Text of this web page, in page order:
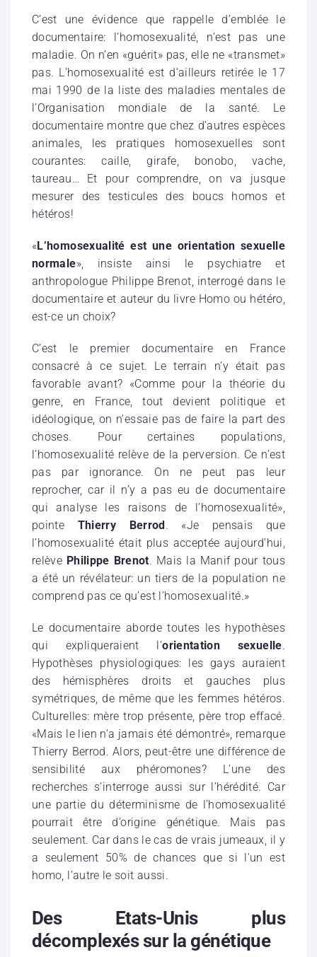
C’est une évidence que rappelle d’emblée le
documentaire: l’homosexualité, n’est pas une
maladie. On n’en «guérit» pas, elle ne «transmet»
pas. L’homosexualité est d’ailleurs retirée le 17
mai 1990 de la liste des maladies mentales de
l’Organisation mondiale de la santé. Le
documentaire montre que chez d’autres espèces
animales, les pratiques homosexuelles sont
courantes: caille, girafe, bonobo, vache,
taureau… Et pour comprendre, on va jusque
mesurer des testicules des boucs homos et
hétéros!
«L’homosexualité est une orientation sexuelle
normale», insiste ainsi le psychiatre et
anthropologue Philippe Brenot, interrogé dans le
documentaire et auteur du livre Homo ou hétéro,
est-ce un choix?
C’est le premier documentaire en France
consacré à ce sujet. Le terrain n’y était pas
favorable avant? «Comme pour la théorie du
genre, en France, tout devient politique et
idéologique, on n’essaie pas de faire la part des
choses. Pour certaines populations,
l’homosexualité relève de la perversion. Ce n’est
pas par ignorance. On ne peut pas leur
reprocher, car il n’y a pas eu de documentaire
qui analyse les raisons de l’homosexualité»,
pointe Thierry Berrod . «Je pensais que
l’homosexualité était plus acceptée aujourd’hui,
relève Philippe Brenot. Mais la Manif pour tous
a été un révélateur: un tiers de la population ne
comprend pas ce qu’est l’homosexualité.»
Le documentaire aborde toutes les hypothèses
qui expliqueraient l’orientation sexuelle.
Hypothèses physiologiques: les gays auraient
des hémisphères droits et gauches plus
symétriques, de même que les femmes hétéros.
Culturelles: mère trop présente, père trop effacé.
«Mais le lien n’a jamais été démontré», remarque
Thierry Berrod. Alors, peut-être une différence de
sensibilité aux phéromones? L’une des
recherches s’interroge aussi sur l’hérédité. Car
une partie du déterminisme de l’homosexualité
pourrait être d’origine génétique. Mais pas
seulement. Car dans le cas de vrais jumeaux, il y
a seulement 50% de chances que si l’un est
homo, l’autre le soit aussi.
Des Etats-Unis plus
décomplexés sur la génétique